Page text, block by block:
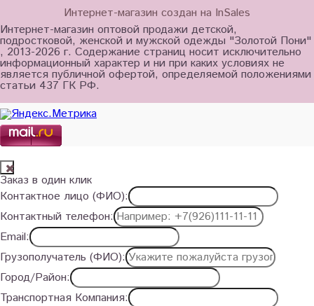
Интернет-магазин создан на InSales
Интернет-магазин оптовой продажи детской,
подростковой, женской и мужской одежды "Золотой Пони"
, 2013-2026 г. Содержание страниц носит исключительно
информационный характер и ни при каких условиях не
является публичной офертой, определяемой положениями
статьи 437 ГК РФ.
Заказ в один клик
Контактное лицо (ФИО):
Контактный телефон:
Email:
Грузополучатель (ФИО):
Город/Район:
Транспортная Компания: